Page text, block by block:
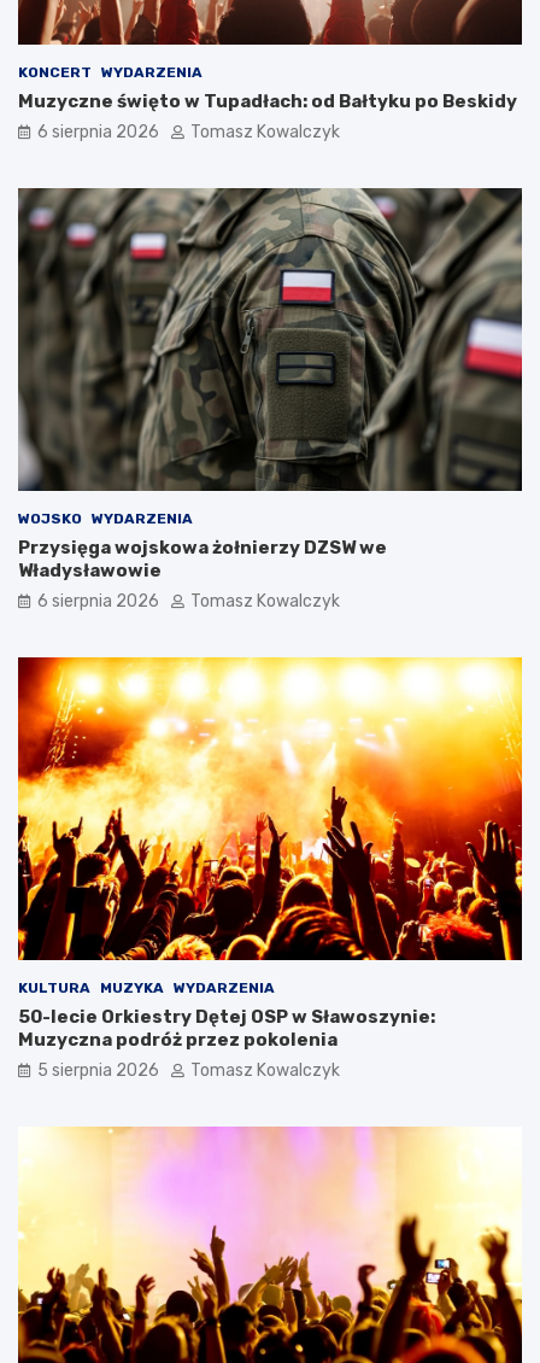
KONCERT WYDARZENIA
Muzyczne święto w Tupadłach: od Bałtyku po Beskidy
6 sierpnia 2026 Tomasz Kowalczyk
WOJSKO WYDARZENIA
Przysięga wojskowa żołnierzy DZSW we
Władysławowie
6 sierpnia 2026 Tomasz Kowalczyk
KULTURA MUZYKA WYDARZENIA
50-lecie Orkiestry Dętej OSP w Sławoszynie:
Muzyczna podróż przez pokolenia
5 sierpnia 2026 Tomasz Kowalczyk